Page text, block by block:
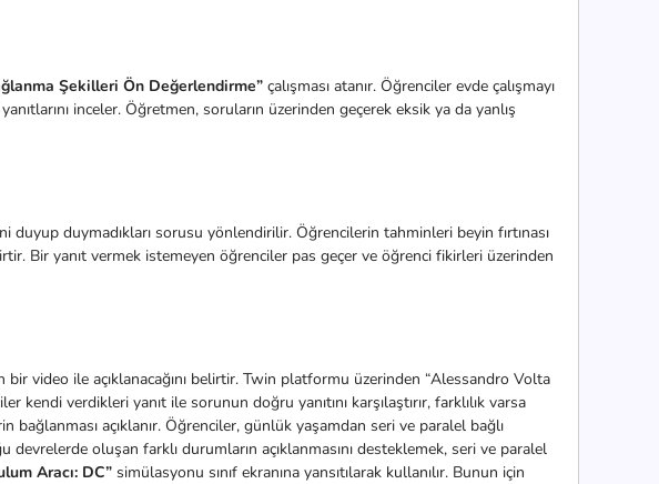
Şekilleri Ön Değerlendirme” çalışması atanır. Öğrenciler evde çalışmayı
inceler. Öğretmen, soruların üzerinden geçerek eksik ya da yanlış
duymadıkları sorusu yönlendirilir. Öğrencilerin tahminleri beyin fırtınası
Bir yanıt vermek istemeyen öğrenciler pas geçer ve öğrenci fikirleri üzerinden
bir video ile açıklanacağını belirtir. Twin platformu üzerinden “Alessandro Volta
kendi verdikleri yanıt ile sorunun doğru yanıtını karşılaştırır, farklılık varsa
bağlanması açıklanır. Öğrenciler, günlük yaşamdan seri ve paralel bağlı
oluşan farklı durumların açıklanmasını desteklemek, seri ve paralel
Aracı: DC” simülasyonu sınıf ekranına yansıtılarak kullanılır. Bunun için